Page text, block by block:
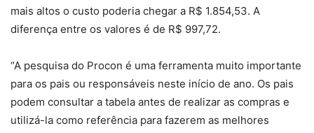
mais altos o custo poderia chegar a R$ 1.854,53. A
diferença entre os valores é de R$ 997,72.
“A pesquisa do Procon é uma ferramenta muito importante
para os pais ou responsáveis neste início de ano. Os pais
podem consultar a tabela antes de realizar as compras e
utilizá-la como referência para fazerem as melhores